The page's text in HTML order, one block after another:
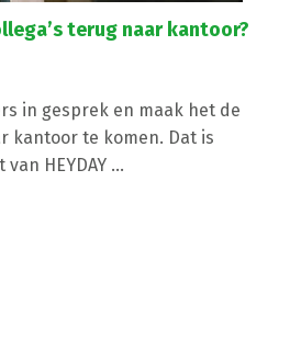
terug naar kantoor?
in gesprek en maak het de
kantoor te komen. Dat is
HEYDAY ...